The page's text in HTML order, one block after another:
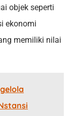
objek seperti
ekonomi
memiliki nilai